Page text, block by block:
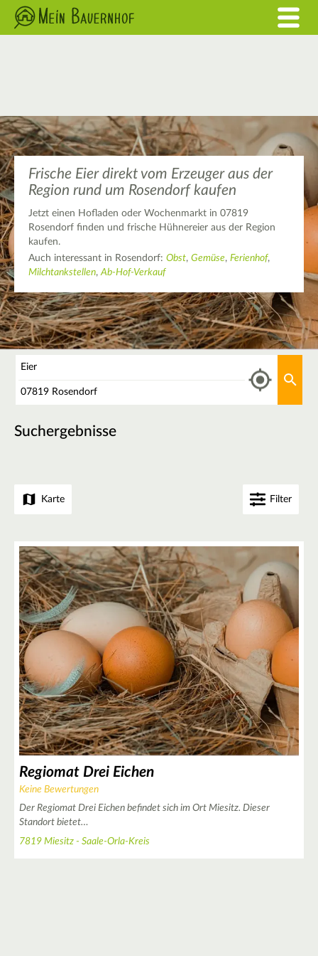
Frische Eier direkt vom Erzeuger aus der
Region rund um Rosendorf kaufen
Jetzt einen Hofladen oder Wochenmarkt in 07819
Rosendorf finden und frische Hühnereier aus der Region
kaufen.
Auch interessant in Rosendorf: Obst, Gemüse, Ferienhof,
Milchtankstellen,Ab-Hof-Verkauf
Suchergebnisse
Karte Filter
Regiomat Drei Eichen
Keine Bewertungen
Der Regiomat Drei Eichen befindet sich im Ort Miesitz. Dieser
Standort bietet…
7819 Miesitz - Saale-Orla-Kreis
+
−